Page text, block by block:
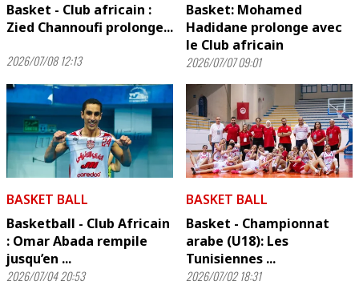
Basket - Club africain :
Zied Channoufi prolonge...
2026/07/08 12:13
Basket: Mohamed
Hadidane prolonge avec
le Club africain
2026/07/07 09:01
BASKET BALL
Basketball - Club Africain
: Omar Abada rempile
jusqu’en ...
2026/07/04 20:53
BASKET BALL
Basket - Championnat
arabe (U18): Les
Tunisiennes ...
2026/07/02 18:31